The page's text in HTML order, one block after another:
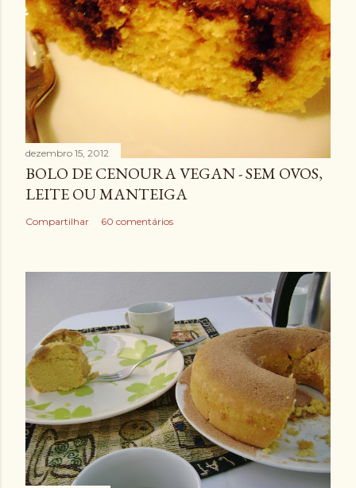
dezembro 15, 2012
BOLO DE CENOURA VEGAN - SEM OVOS,
LEITE OU MANTEIGA
Compartilhar 60 comentários